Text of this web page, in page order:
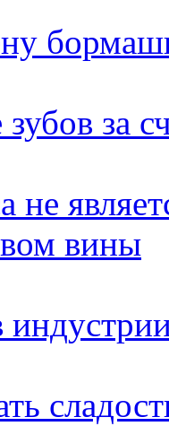
зубов за
не
вины